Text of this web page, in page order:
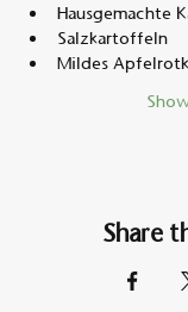
Hausgemachte
Salzkartoffeln
Mildes
Share